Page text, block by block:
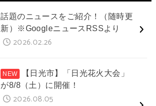
話題のニュースをご紹介！（随時更
新）※GoogleニュースRSSより
2026.02.26
【日光市】「日光花火大会」
が8/8（土）に開催！
2026.08.05